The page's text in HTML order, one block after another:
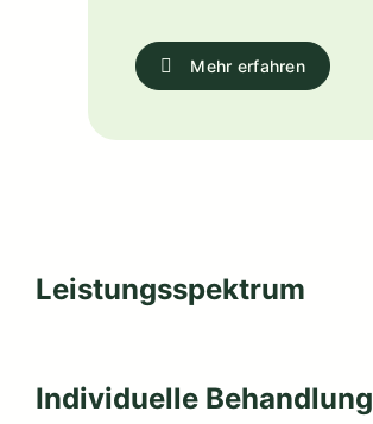
Mehr erfahren
Leistungsspektrum
Individuelle Behandlung